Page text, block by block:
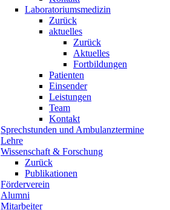
Laboratoriumsmedizin
Zurück
aktuelles
Zurück
Aktuelles
Fortbildungen
Patienten
Einsender
Leistungen
Team
Kontakt
Sprechstunden und Ambulanztermine
Lehre
Wissenschaft & Forschung
Zurück
Publikationen
Förderverein
Alumni
Mitarbeiter